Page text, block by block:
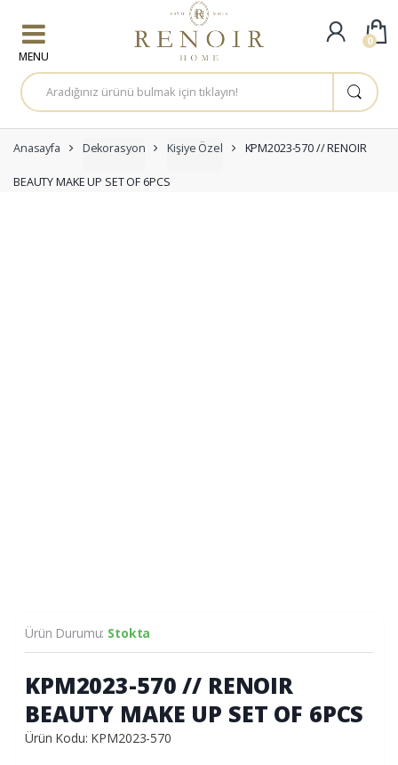
A
r
a
a
:
Anasayfa Dekorasyon Kişiye Özel KPM2023-570 // RENOIR
BEAUTY MAKE UP SET OF 6PCS
Ürün Durumu: Stokta
KPM2023-570 // RENOIR
BEAUTY MAKE UP SET OF 6PCS
Ürün Kodu: KPM2023-570
0